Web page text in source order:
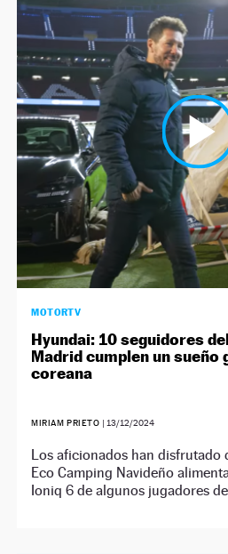
MOTORTV
Hyundai: 10 seguidores
Madrid cumplen un sueño
coreana
MIRIAM PRIETO | 13/12/2024
Los aficionados han disfrutado
Eco Camping Navideño
Ioniq 6 de algunos jugadores